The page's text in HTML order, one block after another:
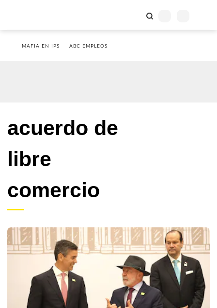
MAFIA EN IPS ABC EMPLEOS
acuerdo de
libre
comercio